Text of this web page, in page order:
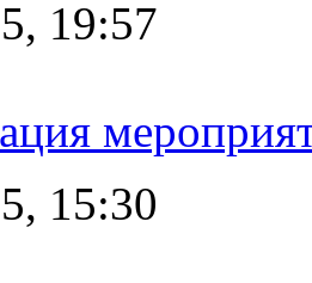
19:57
15:30